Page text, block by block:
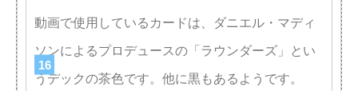
動画で使用しているカードは、ダニエル・マディ
ソンによるプロデュースの「ラウンダーズ」とい
うデックの茶色です。他に黒もあるようです。